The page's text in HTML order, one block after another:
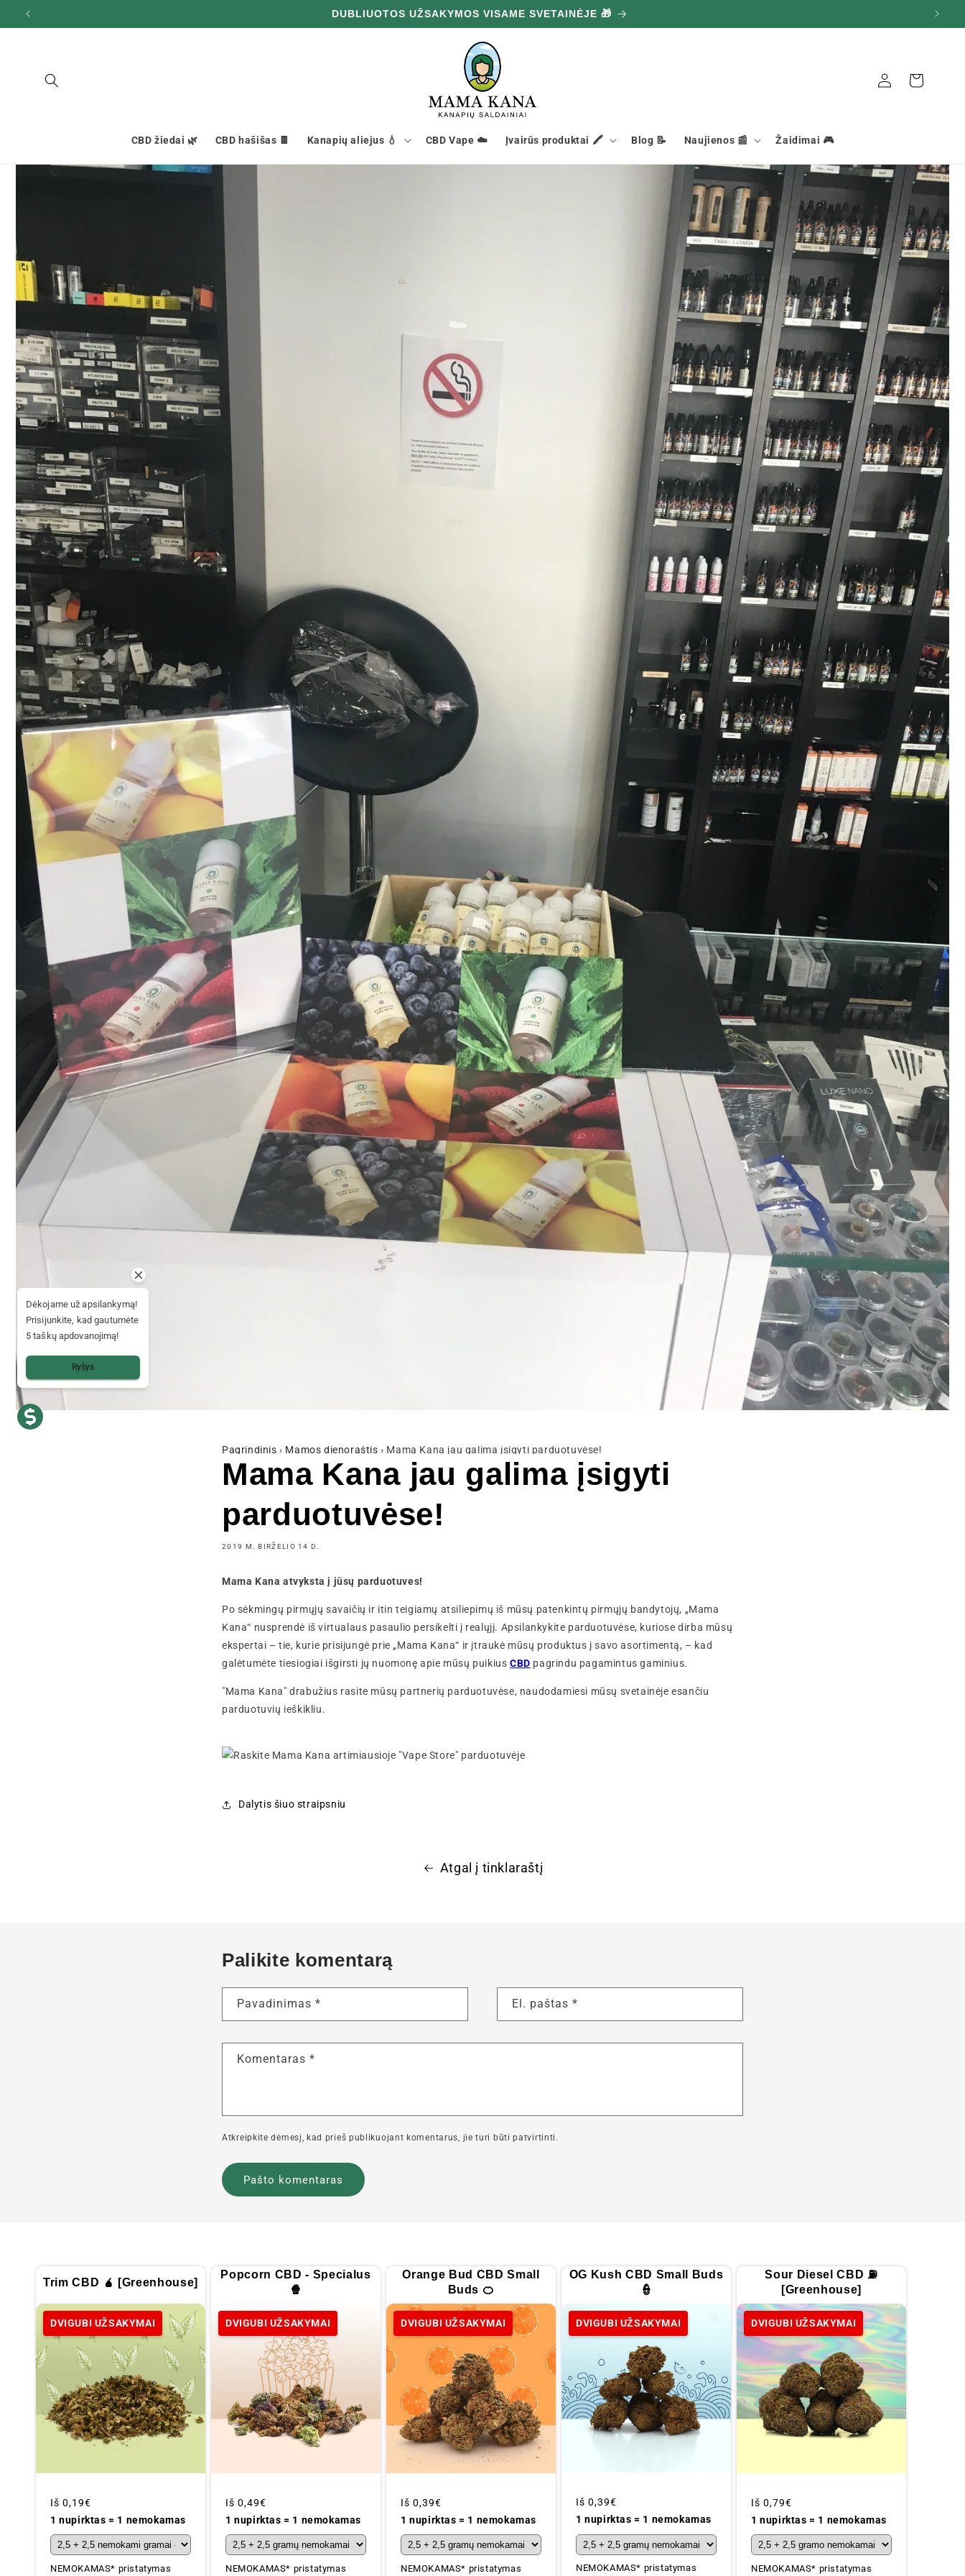
ir pereikite
prie turinio
DUBLIUOTOS UŽSAKYMOS VISAME SVETAINĖJE 🎁
CBD žiedai 🌿 CBD hašišas 🍫 Kanapių aliejus 💧 CBD Vape ☁️ Įvairūs produktai 🖍️ Blog 📝 Naujienos 📰 Žaidimai 🎮
Ryšys Krepšelis
Pagrindinis › Mamos dienoraštis › Mama Kana jau galima įsigyti parduotuvėse!
Mama Kana jau galima įsigyti
parduotuvėse!
2019 M. BIRŽELIO 14 D.
Mama Kana atvyksta į jūsų parduotuves!
Po sėkmingų pirmųjų savaičių ir itin teigiamų atsiliepimų iš mūsų patenkintų pirmųjų bandytojų, „Mama
Kana“ nusprendė iš virtualaus pasaulio persikelti į realųjį. Apsilankykite parduotuvėse, kuriose dirba mūsų
ekspertai – tie, kurie prisijungė prie „Mama Kana“ ir įtraukė mūsų produktus į savo asortimentą, – kad
galėtumėte tiesiogiai išgirsti jų nuomonę apie mūsų puikiusCBD pagrindu pagamintus gaminius.
"Mama Kana" drabužius rasite mūsų partnerių parduotuvėse, naudodamiesi mūsų svetainėje esančiu
parduotuvių ieškikliu.
Dalytis šiuo straipsniu
Atgal į tinklaraštį
Palikite komentarą
Pavadinimas * El. paštas *
Komentaras *
Atkreipkite dėmesį, kad prieš publikuojant komentarus, jie turi būti patvirtinti.
Trim CBD 🧉 [Greenhouse]
DVIGUBI UŽSAKYMAI
Įprastinė
kaina
Iš 0,19€
1 nupirktas = 1 nemokamas
NEMOKAMAS* pristatymas
Popcorn CBD - Specialus
🍿
DVIGUBI UŽSAKYMAI
Įprastinė
kaina
Iš 0,49€
1 nupirktas = 1 nemokamas
NEMOKAMAS* pristatymas
Orange Bud CBD Small
Buds 🍊
DVIGUBI UŽSAKYMAI
Įprastinė
kaina
Iš 0,39€
1 nupirktas = 1 nemokamas
NEMOKAMAS* pristatymas
OG Kush CBD Small Buds
👮
DVIGUBI UŽSAKYMAI
Įprastinė
kaina
Iš 0,39€
1 nupirktas = 1 nemokamas
NEMOKAMAS* pristatymas
Sour Diesel CBD ⛽
[Greenhouse]
DVIGUBI UŽSAKYMAI
Įprastinė
kaina
Iš 0,79€
1 nupirktas = 1 nemokamas
NEMOKAMAS* pristatymas
Dėkojame už apsilankymą!
Prisijunkite, kad gautumėte
5 taškų apdovanojimą!
Ryšys